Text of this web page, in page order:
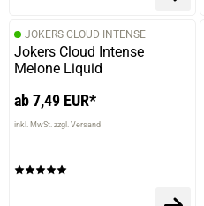
JOKERS CLOUD INTENSE
Jokers Cloud Intense
Melone Liquid
ab 7,49 EUR*
inkl. MwSt. zzgl. Versand